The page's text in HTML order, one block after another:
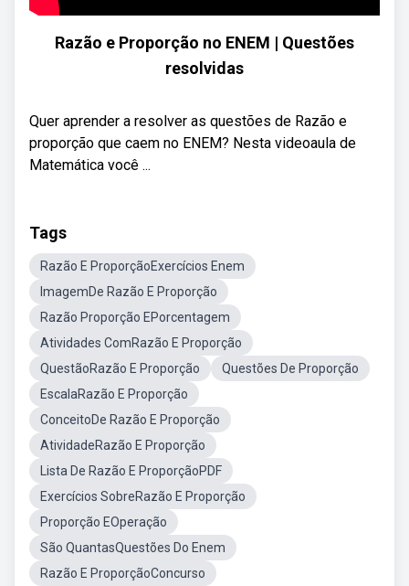
Razão e Proporção no ENEM | Questões
resolvidas
Quer aprender a resolver as questões de Razão e
proporção que caem no ENEM? Nesta videoaula de
Matemática você ...
Tags
Razão E ProporçãoExercícios Enem
ImagemDe Razão E Proporção
Razão Proporção EPorcentagem
Atividades ComRazão E Proporção
QuestãoRazão E Proporção
Questões De Proporção
EscalaRazão E Proporção
ConceitoDe Razão E Proporção
AtividadeRazão E Proporção
Lista De Razão E ProporçãoPDF
Exercícios SobreRazão E Proporção
Proporção EOperação
São QuantasQuestões Do Enem
Razão E ProporçãoConcurso